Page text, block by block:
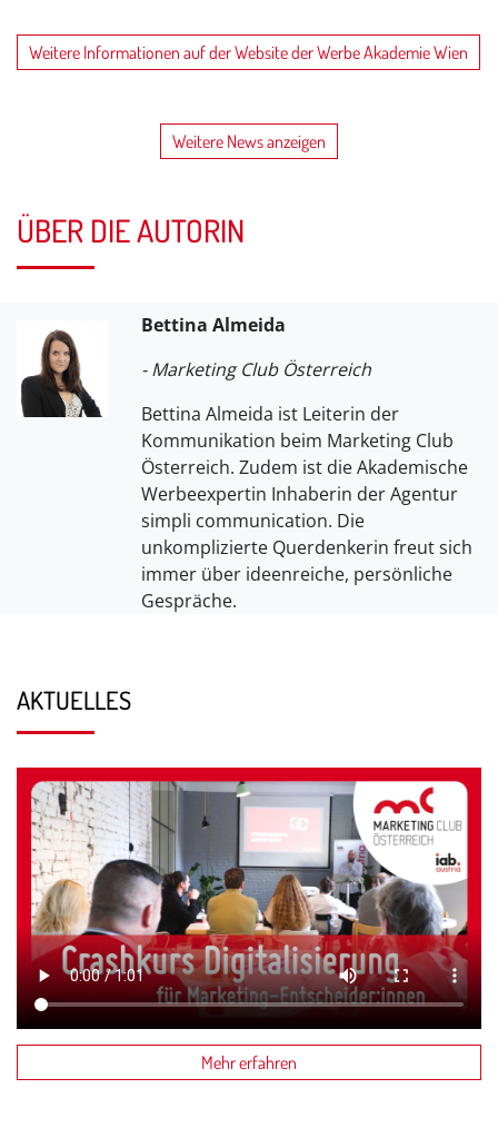
Weitere Informationen auf der Website der Werbe Akademie Wien
Weitere News anzeigen
ÜBER DIE AUTORIN
Bettina Almeida
- Marketing Club Österreich
Bettina Almeida ist Leiterin der
Kommunikation beim Marketing Club
Österreich. Zudem ist die Akademische
Werbeexpertin Inhaberin der Agentur
simpli communication. Die
unkomplizierte Querdenkerin freut sich
immer über ideenreiche, persönliche
Gespräche.
AKTUELLES
Mehr erfahren